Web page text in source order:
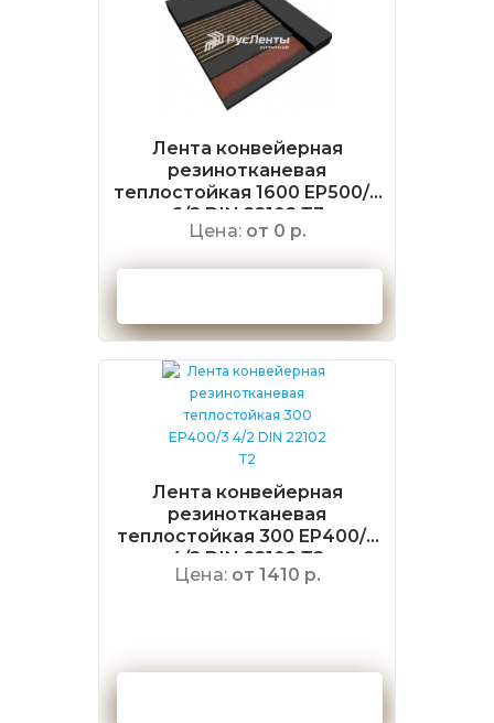
Лента конвейерная
резинотканевая
теплостойкая 1600 EP500/4
6/2 DIN 22102 Т3
Цена: от 0 р.
Лента конвейерная
резинотканевая
теплостойкая 300 EP400/3
4/2 DIN 22102 Т2
Цена: от 1410 р.